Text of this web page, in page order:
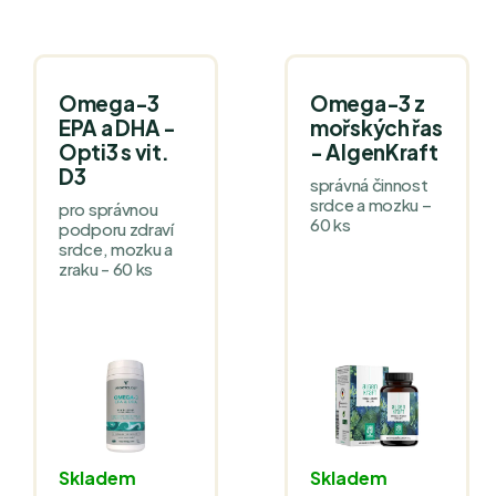
Omega-3
EPA a DHA -
Opti3 s vit.
D3
pro správnou
podporu zdraví
srdce, mozku a
zraku - 60 ks
Skladem
Omega-3 z
mořských řas
- AlgenKraft
správná činnost
srdce a mozku –
60 ks
Skladem